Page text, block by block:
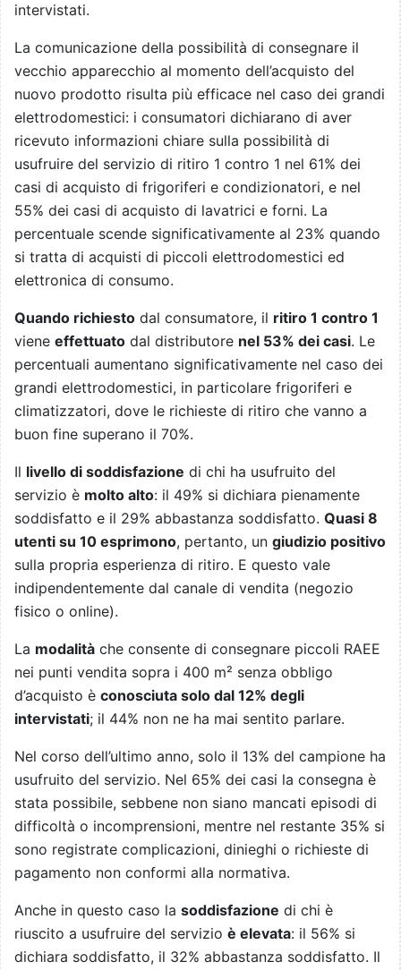
intervistati.
La comunicazione della possibilità di consegnare il
vecchio apparecchio al momento dell’acquisto del
nuovo prodotto risulta più efficace nel caso dei grandi
elettrodomestici: i consumatori dichiarano di aver
ricevuto informazioni chiare sulla possibilità di
usufruire del servizio di ritiro 1 contro 1 nel 61% dei
casi di acquisto di frigoriferi e condizionatori, e nel
55% dei casi di acquisto di lavatrici e forni. La
percentuale scende significativamente al 23% quando
si tratta di acquisti di piccoli elettrodomestici ed
elettronica di consumo.
Quando richiesto dal consumatore, il ritiro 1 contro 1
viene effettuato dal distributore nel 53% dei casi. Le
percentuali aumentano significativamente nel caso dei
grandi elettrodomestici, in particolare frigoriferi e
climatizzatori, dove le richieste di ritiro che vanno a
buon fine superano il 70%.
Il livello di soddisfazione di chi ha usufruito del
servizio è molto alto: il 49% si dichiara pienamente
soddisfatto e il 29% abbastanza soddisfatto. Quasi 8
utenti su 10 esprimono, pertanto, un giudizio positivo
sulla propria esperienza di ritiro. E questo vale
indipendentemente dal canale di vendita (negozio
fisico o online).
La modalità che consente di consegnare piccoli RAEE
nei punti vendita sopra i 400 m² senza obbligo
d’acquisto è conosciuta solo dal 12% degli
intervistati; il 44% non ne ha mai sentito parlare.
Nel corso dell’ultimo anno, solo il 13% del campione ha
usufruito del servizio. Nel 65% dei casi la consegna è
stata possibile, sebbene non siano mancati episodi di
difficoltà o incomprensioni, mentre nel restante 35% si
sono registrate complicazioni, dinieghi o richieste di
pagamento non conformi alla normativa.
Anche in questo caso la soddisfazione di chi è
riuscito a usufruire del servizio è elevata: il 56% si
dichiara soddisfatto, il 32% abbastanza soddisfatto. Il